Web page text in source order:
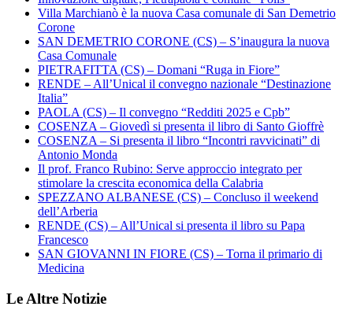
Villa Marchianò è la nuova Casa comunale di San Demetrio
Corone
SAN DEMETRIO CORONE (CS) – S’inaugura la nuova
Casa Comunale
PIETRAFITTA (CS) – Domani “Ruga in Fiore”
RENDE – All’Unical il convegno nazionale “Destinazione
Italia”
PAOLA (CS) – Il convegno “Redditi 2025 e Cpb”
COSENZA – Giovedì si presenta il libro di Santo Gioffrè
COSENZA – Si presenta il libro “Incontri ravvicinati” di
Antonio Monda
Il prof. Franco Rubino: Serve approccio integrato per
stimolare la crescita economica della Calabria
SPEZZANO ALBANESE (CS) – Concluso il weekend
dell’Arberia
RENDE (CS) – All’Unical si presenta il libro su Papa
Francesco
SAN GIOVANNI IN FIORE (CS) – Torna il primario di
Medicina
Le Altre Notizie